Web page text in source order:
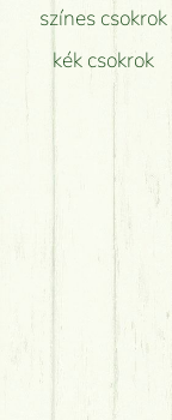
színes csokrok
kék csokrok